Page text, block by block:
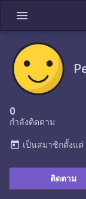
menu
0
กำลังติดตาม
ติดตาม
today เป็นสมาชิกตั้งแต่